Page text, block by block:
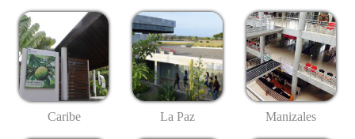
Caribe La Paz Manizales